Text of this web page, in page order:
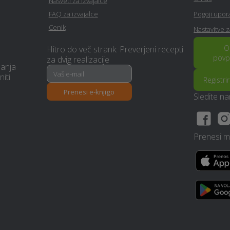
Nagrobni spomenik -
Vransko
Virtualna in obogatena
resničnost (VR - AR) -
Vransko
Razvoj in programiranje -
Mizarstvo - Vransko
Ogrevanje z IR paneli -
hiše) - Vransko
Hidroizolacija - Vransko
FAQ za izvajalce
Cenik
Hitro do več strank: Preverjeni recepti
za dvig realizacije
Prenesi e-knjigo
Pogoji
Nastavitve
Sledite
Prenesi